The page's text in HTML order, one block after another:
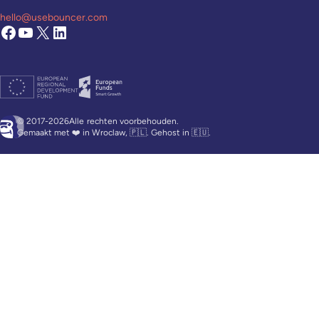
© 2017-2026Alle rechten voorbehouden.
Gemaakt met ❤️ in Wroclaw, 🇵🇱. Gehost in 🇪🇺.
hello@usebouncer.com